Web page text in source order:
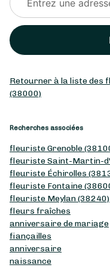
Retourner à la liste des
(38000)
Recherches associées
fleuriste Grenoble
fleuriste Saint-Martin-
fleuriste Échirolles
fleuriste Fontaine
fleuriste Meylan (38240)
fleurs fraîches
anniversaire de mariage
fiançailles
anniversaire
naissance